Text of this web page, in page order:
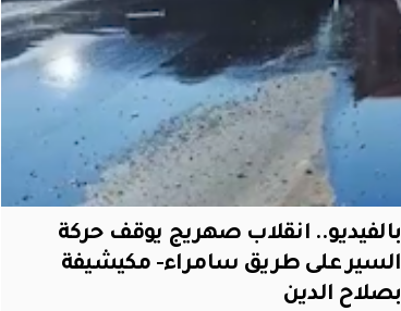
بالفيديو.. انقلاب صهريج يوقف حركة
السير على طريق سامراء- مكيشيفة
بصلاح الدين